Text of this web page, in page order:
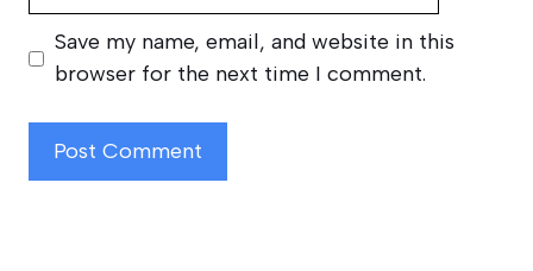
Save my name, email, and website in this
browser for the next time I comment.